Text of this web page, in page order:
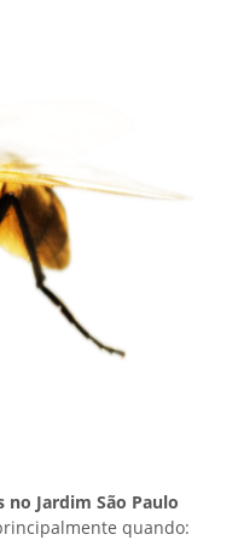
no Jardim São Paulo
quando: